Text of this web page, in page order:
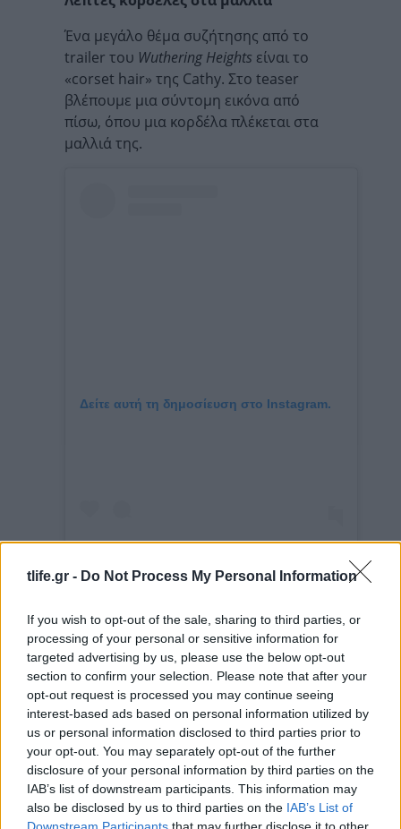
tlife.gr - Do Not Process My Personal Information
If you wish to opt-out of the sale, sharing to third parties, or
processing of your personal or sensitive information for
targeted advertising by us, please use the below opt-out
section to confirm your selection. Please note that after your
opt-out request is processed you may continue seeing
interest-based ads based on personal information utilized by
us or personal information disclosed to third parties prior to
your opt-out. You may separately opt-out of the further
disclosure of your personal information by third parties on the
IAB’s list of downstream participants. This information may
also be disclosed by us to third parties on the IAB’s List of
Downstream Participants that may further disclose it to other
Ένα μεγάλο θέμα συζήτησης από το
trailer του Wuthering Heights είναι το
«corset hair» της Cathy. Στο teaser
βλέπουμε μια σύντομη εικόνα από
πίσω, όπου μια κορδέλα πλέκεται στα
μαλλιά της.
Δείτε αυτή τη δημοσίευση στο Instagram.
Εναλλακτικά, μπορείς να κάνετε όπως η
Robbie στην πραγματικότητα και να
δέσετε τις κορδέλες σε γλυκά μικρά
φιόγκους, τοποθετημένα διάσπαρτα
στα μαλλιά σας.